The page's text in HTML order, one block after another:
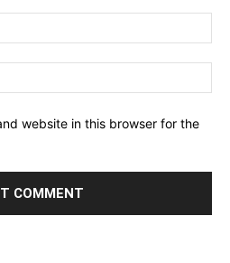
website in this browser for the